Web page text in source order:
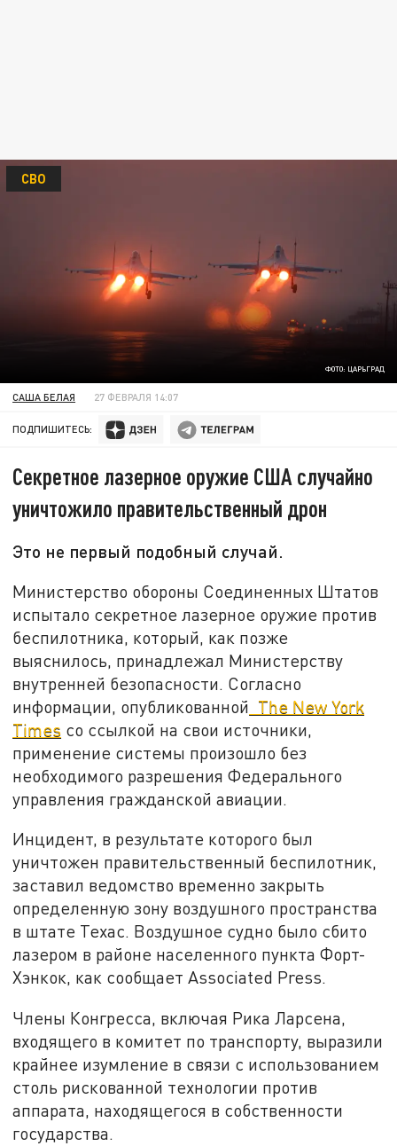
ФОТО: ЦАРЬГРАД
СВО
САША БЕЛАЯ 27 ФЕВРАЛЯ 14:07
ПОДПИШИТЕСЬ:
Секретное лазерное оружие США случайно
уничтожило правительственный дрон
Это не первый подобный случай.
Министерство обороны Соединенных Штатов
испытало секретное лазерное оружие против
беспилотника, который, как позже
выяснилось, принадлежал Министерству
внутренней безопасности. Согласно
информации, опубликованной The New York
Times со ссылкой на свои источники,
применение системы произошло без
необходимого разрешения Федерального
управления гражданской авиации.
Инцидент, в результате которого был
уничтожен правительственный беспилотник,
заставил ведомство временно закрыть
определенную зону воздушного пространства
в штате Техас. Воздушное судно было сбито
лазером в районе населенного пункта Форт-
Хэнкок, как сообщает Associated Press.
Члены Конгресса, включая Рика Ларсена,
входящего в комитет по транспорту, выразили
крайнее изумление в связи с использованием
столь рискованной технологии против
аппарата, находящегося в собственности
государства.